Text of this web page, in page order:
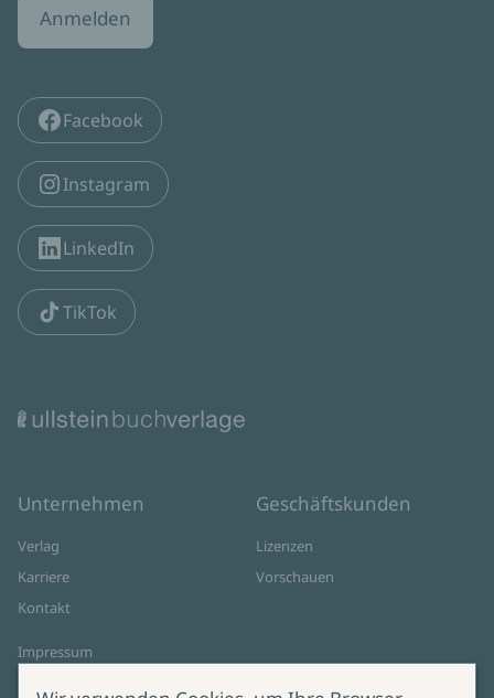
Anmelden
Facebook
Instagram
LinkedIn
TikTok
Unternehmen
Verlag
Karriere
Kontakt
Impressum
Geschäftskunden
Lizenzen
Vorschauen